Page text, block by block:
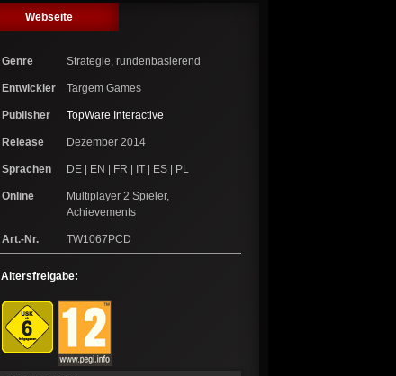
Webseite
Genre Strategie, rundenbasierend
Entwickler Targem Games
Publisher TopWare Interactive
Release Dezember 2014
Sprachen DE | EN | FR | IT | ES | PL
Online
Multiplayer 2 Spieler,
Achievements
Art.-Nr. TW1067PCD
Altersfreigabe: